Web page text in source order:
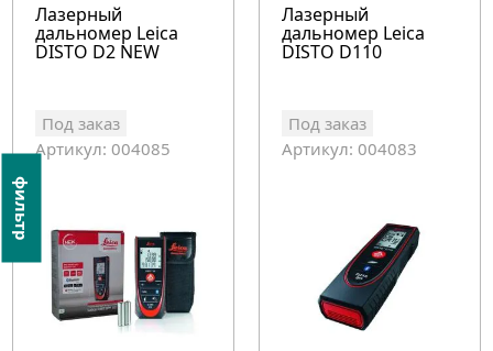
фильтр
Лазерный
дальномер Leica
DISTO D2 NEW
Под заказ
Артикул: 004085
Лазерный
дальномер Leica
DISTO D110
Под заказ
Артикул: 004083